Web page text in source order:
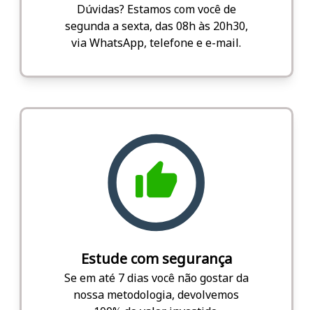
Dúvidas? Estamos com você de
segunda a sexta, das 08h às 20h30,
via WhatsApp, telefone e e-mail.
Estude com segurança
Se em até 7 dias você não gostar da
nossa metodologia, devolvemos